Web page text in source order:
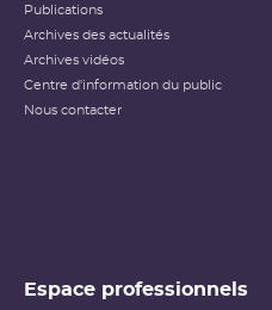
Publications
Archives des actualités
Archives vidéos
Centre d'information du public
Nous contacter
Espace professionnels